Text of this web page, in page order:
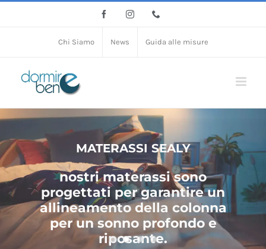
FacebookInstagram
Chi Siamo News Guida alle misure
MATERASSI SEALY
nostri materassi sono
progettati per garantire un
allineamento della colonna
per un sonno profondo e
riposante.